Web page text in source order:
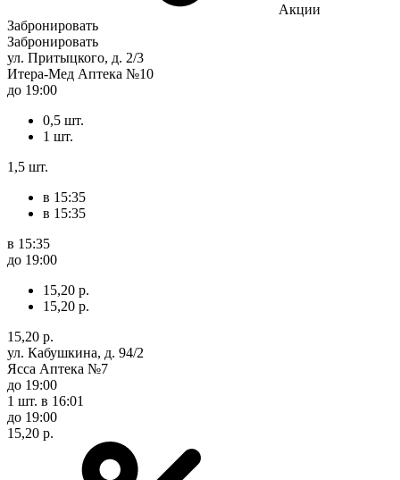
Акции
Забронировать
Забронировать
ул. Притыцкого, д. 2/3
Итера-Мед Аптека №10
до 19:00
0,5 шт.
1 шт.
1,5 шт.
в 15:35
в 15:35
в 15:35
до 19:00
15,20 р.
15,20 р.
15,20 р.
ул. Кабушкина, д. 94/2
Ясса Аптека №7
до 19:00
1 шт. в 16:01
до 19:00
15,20 р.